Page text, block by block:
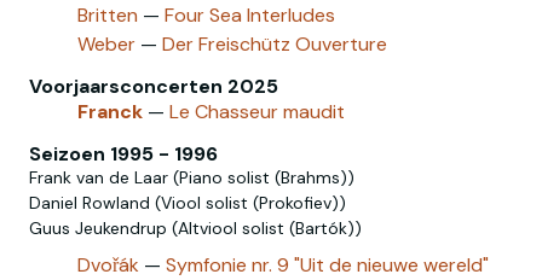
Britten — Four Sea Interludes
Weber — Der Freischütz Ouverture
Voorjaarsconcerten 2025
Franck — Le Chasseur maudit
Seizoen 1995 - 1996
Frank van de Laar (Piano solist (Brahms))
Daniel Rowland (Viool solist (Prokofiev))
Guus Jeukendrup (Altviool solist (Bartók))
Dvořák — Symfonie nr. 9 "Uit de nieuwe wereld"